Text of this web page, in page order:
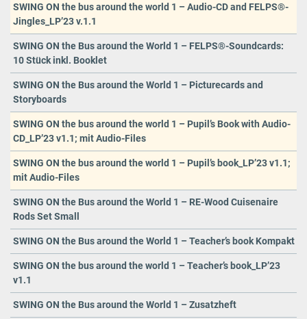
SWING ON the bus around the world 1 – Audio-CD and FELPS®-
Jingles_LP’23 v.1.1
SWING ON the Bus around the World 1 – FELPS®-Soundcards:
10 Stück inkl. Booklet
SWING ON the Bus around the World 1 – Picturecards and
Storyboards
SWING ON the bus around the world 1 – Pupil’s Book with Audio-
CD_LP’23 v1.1; mit Audio-Files
SWING ON the bus around the world 1 – Pupil’s book_LP’23 v1.1;
mit Audio-Files
SWING ON the Bus around the World 1 – RE-Wood Cuisenaire
Rods Set Small
SWING ON the Bus around the World 1 – Teacher’s book Kompakt
SWING ON the bus around the world 1 – Teacher’s book_LP’23
v1.1
SWING ON the Bus around the World 1 – Zusatzheft